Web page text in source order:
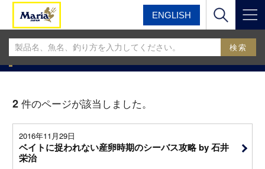
ENGLISH
マリア マリアフィールドスタッフブログ
MariaフィールドスタッフBLOG
2 件のページが該当しました。
2016年11月29日
ベイトに捉われない産卵時期のシーバス攻略 by 石井
栄治